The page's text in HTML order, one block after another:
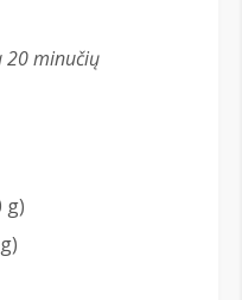
20 minučių
g)